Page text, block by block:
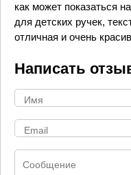
как может показаться
для детских ручек,
отличная и очень
Написать